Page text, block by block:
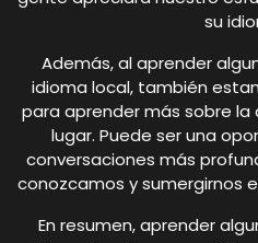
su
Además, al aprender
idioma local, también
para aprender más sobre la
lugar. Puede ser una
conversaciones más
conozcamos y sumergirnos
En resumen, aprender